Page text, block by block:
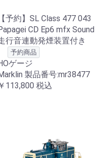
【予約】SL Class 477 043
CD Ep6 mfx Sound
行音連動発煙装置付き
予約商品
ゲージ
製品番号:mr38477
￥113,800 税込